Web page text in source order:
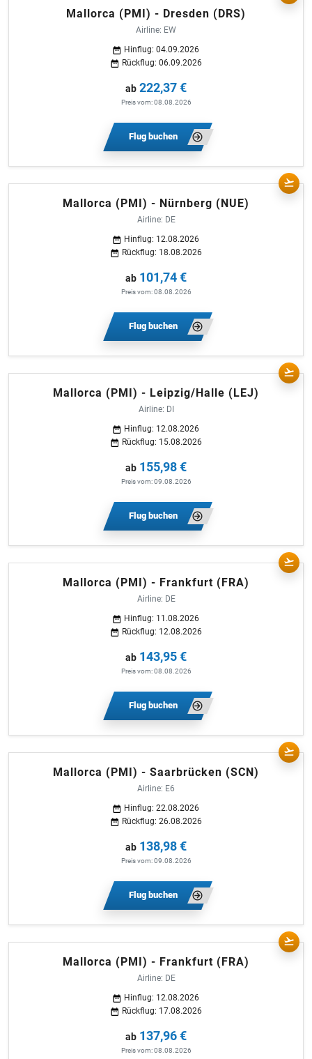
Mallorca (PMI) - Dresden (DRS)
Airline: EW
Hinflug: 04.09.2026
Rückflug: 06.09.2026
ab 222,37 €
Preis vom: 08.08.2026
Flug buchen
Mallorca (PMI) - Nürnberg (NUE)
Airline: DE
Hinflug: 12.08.2026
Rückflug: 18.08.2026
ab 101,74 €
Preis vom: 08.08.2026
Flug buchen
Mallorca (PMI) - Leipzig/Halle (LEJ)
Airline: DI
Hinflug: 12.08.2026
Rückflug: 15.08.2026
ab 155,98 €
Preis vom: 09.08.2026
Flug buchen
Mallorca (PMI) - Frankfurt (FRA)
Airline: DE
Hinflug: 11.08.2026
Rückflug: 12.08.2026
ab 143,95 €
Preis vom: 08.08.2026
Flug buchen
Mallorca (PMI) - Saarbrücken (SCN)
Airline: E6
Hinflug: 22.08.2026
Rückflug: 26.08.2026
ab 138,98 €
Preis vom: 09.08.2026
Flug buchen
Mallorca (PMI) - Frankfurt (FRA)
Airline: DE
Hinflug: 12.08.2026
Rückflug: 17.08.2026
ab 137,96 €
Preis vom: 08.08.2026